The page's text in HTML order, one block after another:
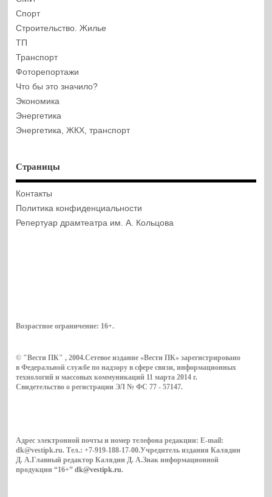
Спорт
Строительство. Жилье
ТП
Транспорт
Фоторепортажи
Что бы это значило?
Экономика
Энергетика
Энергетика, ЖКХ, транспорт
Страницы
Контакты
Политика конфиденциальности
Репертуар драмтеатра им. А. Кольцова
Возрастное ограничение: 16+.
© "Вести ПК" , 2004.Сетевое издание «Вести ПК» зарегистрировано
в Федеральной службе по надзору в сфере связи, информационных
технологий и массовых коммуникаций 11 марта 2014 г.
Свидетельство о регистрации ЭЛ № ФС 77 - 57147.
Адрес электронной почты и номер телефона редакции: E-mail:
dk@vestipk.ru. Тел.: +7-919-188-17-00.Учредитель издания Калядин
Д. А.Главный редактор Калядин Д. А.Знак информационной
продукции “16+”dk@vestipk.ru.